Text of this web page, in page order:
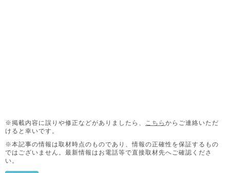
※掲載内容に誤りや修正などがありましたら、 こちら からご連絡いただ
けると幸いです。
※本記事の情報は取材時点のものであり、情報の正確性を保証するもの
ではございません。 最新情報はお電話等で直接取材先へご確認くださ
い。